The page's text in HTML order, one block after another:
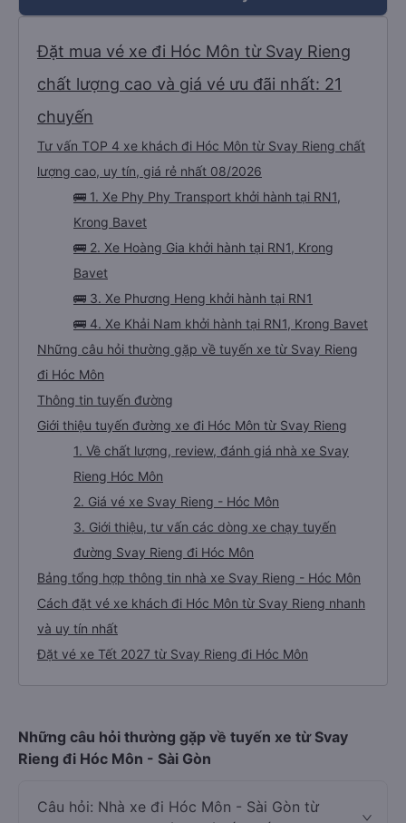
Đặt mua vé xe đi Hóc Môn từ Svay Rieng
chất lượng cao và giá vé ưu đãi nhất: 21
chuyến
Tư vấn TOP 4 xe khách đi Hóc Môn từ Svay Rieng chất
lượng cao, uy tín, giá rẻ nhất 08/2026
🚌 1. Xe Phy Phy Transport khởi hành tại RN1,
Krong Bavet
🚌 2. Xe Hoàng Gia khởi hành tại RN1, Krong
Bavet
🚌 3. Xe Phương Heng khởi hành tại RN1
🚌 4. Xe Khải Nam khởi hành tại RN1, Krong Bavet
Những câu hỏi thường gặp về tuyến xe từ Svay Rieng
đi Hóc Môn
Thông tin tuyến đường
Giới thiệu tuyến đường xe đi Hóc Môn từ Svay Rieng
1. Về chất lượng, review, đánh giá nhà xe Svay
Rieng Hóc Môn
2. Giá vé xe Svay Rieng - Hóc Môn
3. Giới thiệu, tư vấn các dòng xe chạy tuyến
đường Svay Rieng đi Hóc Môn
Bảng tổng hợp thông tin nhà xe Svay Rieng - Hóc Môn
Cách đặt vé xe khách đi Hóc Môn từ Svay Rieng nhanh
và uy tín nhất
Đặt vé xe Tết 2027 từ Svay Rieng đi Hóc Môn
Những câu hỏi thường gặp về tuyến xe từ Svay
Rieng đi Hóc Môn - Sài Gòn
Câu hỏi: Nhà xe đi Hóc Môn - Sài Gòn từ